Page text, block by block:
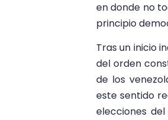
en donde no
principio
Tras un inicio
del orden
de los
este sentido
elecciones